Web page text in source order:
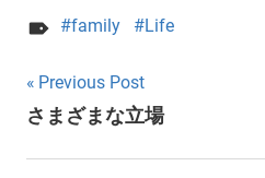
family Life
Post
navigation
Previous Post
さまざまな立場